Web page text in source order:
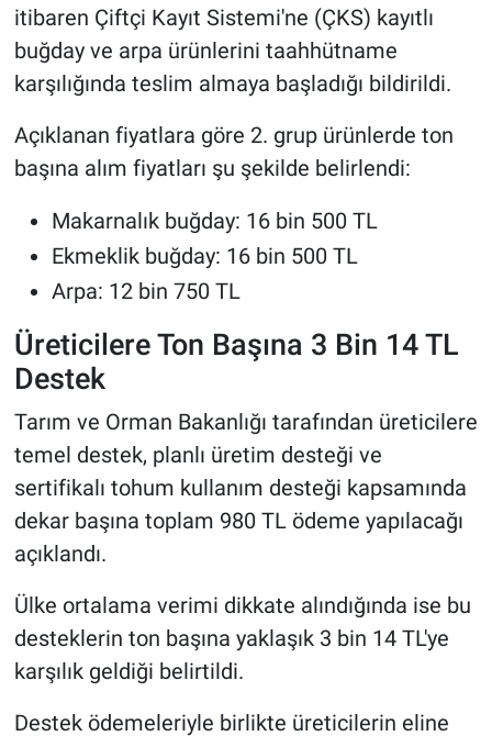
itibaren Çiftçi Kayıt Sistemi'ne (ÇKS) kayıtlı
buğday ve arpa ürünlerini taahhütname
karşılığında teslim almaya başladığı bildirildi.
Açıklanan fiyatlara göre 2. grup ürünlerde ton
başına alım fiyatları şu şekilde belirlendi:
Makarnalık buğday: 16 bin 500 TL
Ekmeklik buğday: 16 bin 500 TL
Arpa: 12 bin 750 TL
Üreticilere Ton Başına 3 Bin 14 TL
Destek
Tarım ve Orman Bakanlığı tarafından üreticilere
temel destek, planlı üretim desteği ve
sertifikalı tohum kullanım desteği kapsamında
dekar başına toplam 980 TL ödeme yapılacağı
açıklandı.
Ülke ortalama verimi dikkate alındığında ise bu
desteklerin ton başına yaklaşık 3 bin 14 TL'ye
karşılık geldiği belirtildi.
Destek ödemeleriyle birlikte üreticilerin eline